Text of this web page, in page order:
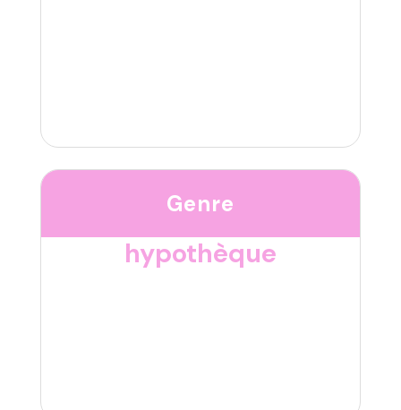
Genre
hypothèque